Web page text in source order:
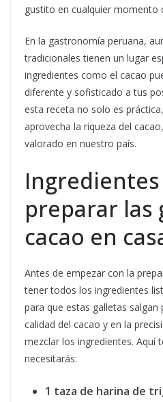
gustito en cualquier momento
En la gastronomía peruana,
tradicionales tienen un lugar
ingredientes como el cacao
diferente y sofisticado a tus
esta receta no solo es
aprovecha la riqueza del
valorado en nuestro país.
preparar las
cacao en
Antes de empezar con la
tener todos los ingredientes
para que estas galletas salgan
calidad del cacao y en la
mezclar los ingredientes. Aquí
necesitarás:
1 taza de harina de